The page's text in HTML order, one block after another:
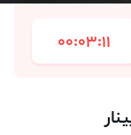
00:03:11